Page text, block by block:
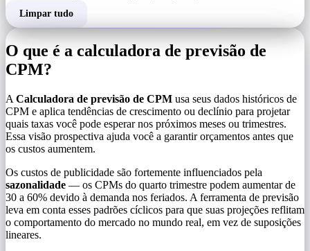
Limpar tudo
O que é a calculadora de previsão de
CPM?
A Calculadora de previsão de CPM usa seus dados históricos de
CPM e aplica tendências de crescimento ou declínio para projetar
quais taxas você pode esperar nos próximos meses ou trimestres.
Essa visão prospectiva ajuda você a garantir orçamentos antes que
os custos aumentem.
Os custos de publicidade são fortemente influenciados pela
sazonalidade — os CPMs do quarto trimestre podem aumentar de
30 a 60% devido à demanda nos feriados. A ferramenta de previsão
leva em conta esses padrões cíclicos para que suas projeções reflitam
o comportamento do mercado no mundo real, em vez de suposições
lineares.